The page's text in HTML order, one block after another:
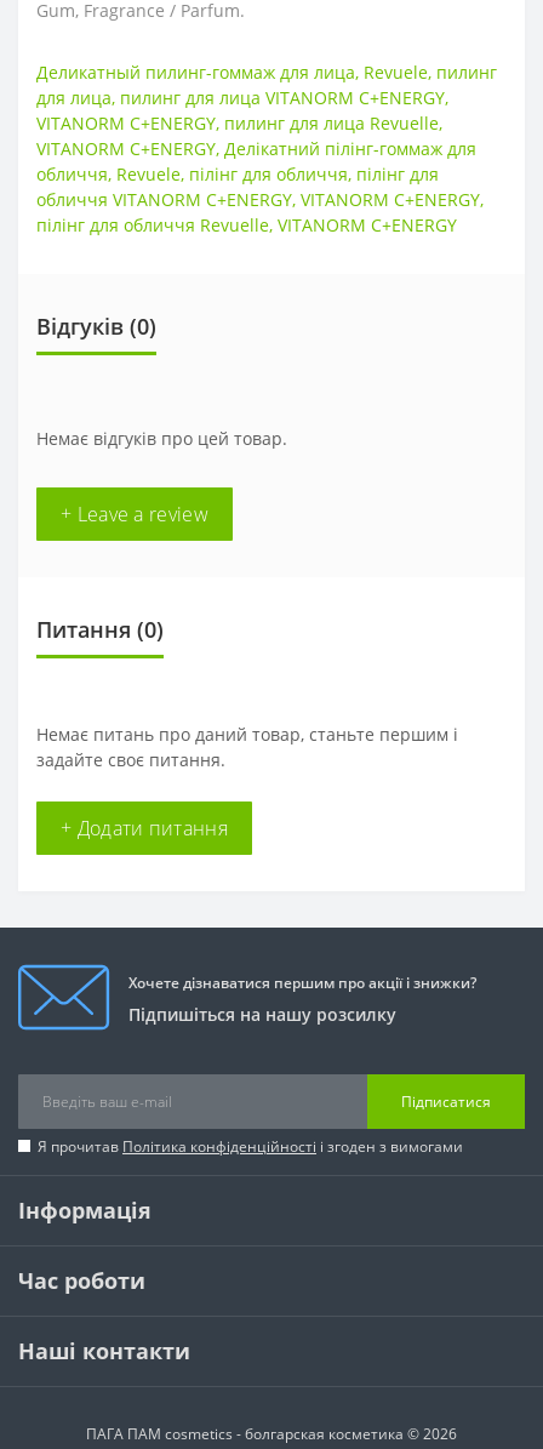
Gum, Fragrance / Parfum.
Деликатный пилинг-гоммаж для лица, Revuele, пилинг
для лица, пилинг для лица VITANORM C+ENERGY,
VITANORM C+ENERGY, пилинг для лица Revuelle,
VITANORM C+ENERGY, Делікатний пілінг-гоммаж для
обличчя, Revuele, пілінг для обличчя, пілінг для
обличчя VITANORM C+ENERGY, VITANORM C+ENERGY,
пілінг для обличчя Revuelle, VITANORM C+ENERGY
Відгуків (0)
Немає відгуків про цей товар.
+ Leave a review
Питання (0)
Немає питань про даний товар, станьте першим і
задайте своє питання.
+ Додати питання
Хочете дізнаватися першим про акції і знижки?
Підпишіться на нашу розсилку
Підписатися
Я прочитав Політика конфіденційності і згоден з вимогами
Інформація
Час роботи
Наші контакти
ПАГА ПАМ cosmetics - болгарская косметика © 2026